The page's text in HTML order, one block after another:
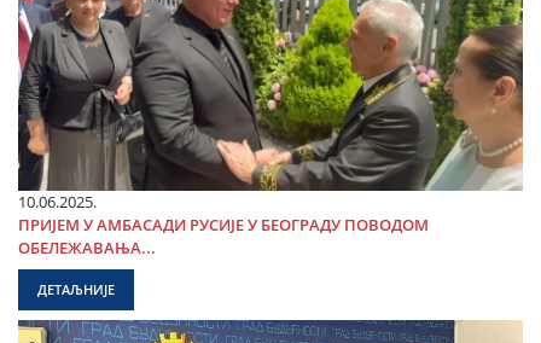
10.06.2025.
ПРИЈЕМ У АМБАСАДИ РУСИЈЕ У БЕОГРАДУ ПОВОДОМ
ОБЕЛЕЖАВАЊА...
ДЕТАЉНИЈЕ